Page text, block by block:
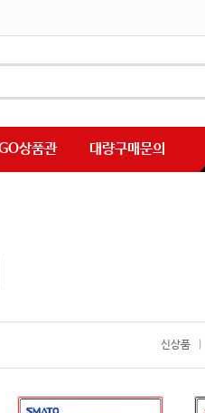
상품관 대량구매문의
신상품